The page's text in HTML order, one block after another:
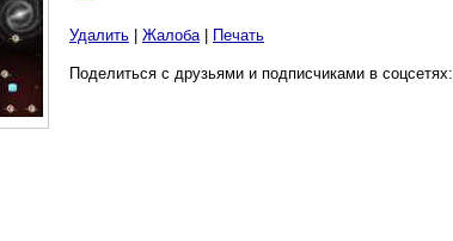
Удалить Жалоба| Печать
Поделиться с друзьями и подписчиками в соцсетях: